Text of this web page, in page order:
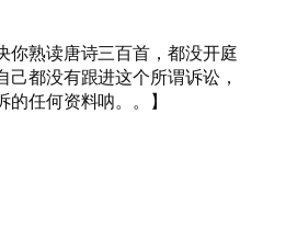
你熟读唐诗三百首，都没开庭
都没有跟进这个所谓诉讼，
任何资料呐。。】